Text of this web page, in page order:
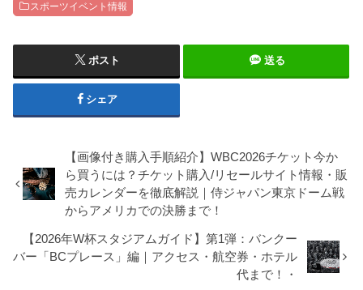
スポーツイベント情報
ポスト 送る
シェア
【画像付き購入手順紹介】WBC2026チケット今か
ら買うには？チケット購入/リセールサイト情報・販
売カレンダーを徹底解説｜侍ジャパン東京ドーム戦
からアメリカでの決勝まで！
【2026年W杯スタジアムガイド】第1弾：バンクー
バー「BCプレース」編｜アクセス・航空券・ホテル
代まで！・